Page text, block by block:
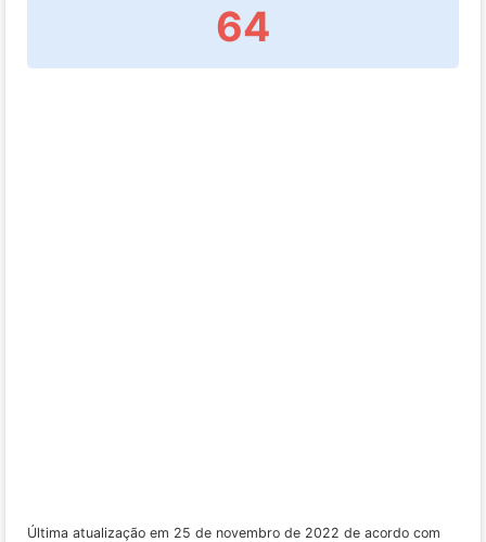
64
Última atualização em 25 de novembro de 2022 de acordo com